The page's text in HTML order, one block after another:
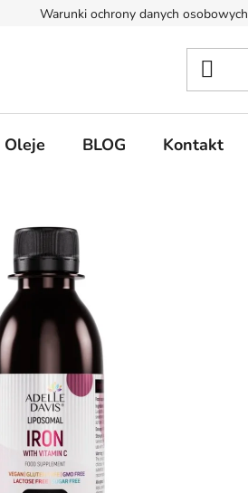
Warunki ochrony danych osobowych
Oleje BLOG Kontakt